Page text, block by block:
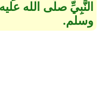
النَّبِيِّ صلى الله عليه
وسلم‏.‏